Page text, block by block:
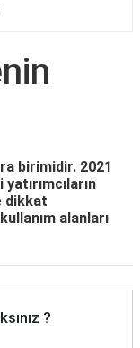
birimidir. 2021
dikkat
alanları
?